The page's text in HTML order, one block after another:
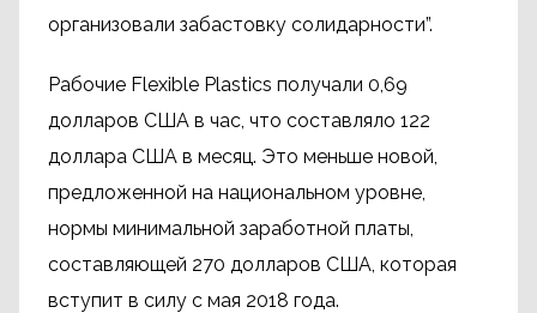
организовали забастовку солидарности”.
Рабочие Flexible Plastics получали 0,69
долларов США в час, что составляло 122
доллара США в месяц. Это меньше новой,
предложенной на национальном уровне,
нормы минимальной заработной платы,
составляющей 270 долларов США, которая
вступит в силу с мая 2018 года.